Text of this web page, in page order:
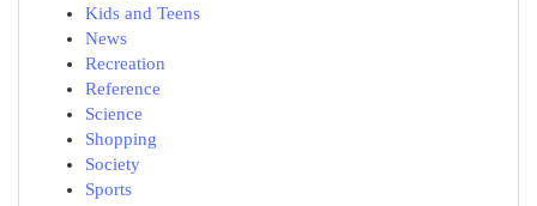
Kids and Teens
News
Recreation
Reference
Science
Shopping
Society
Sports